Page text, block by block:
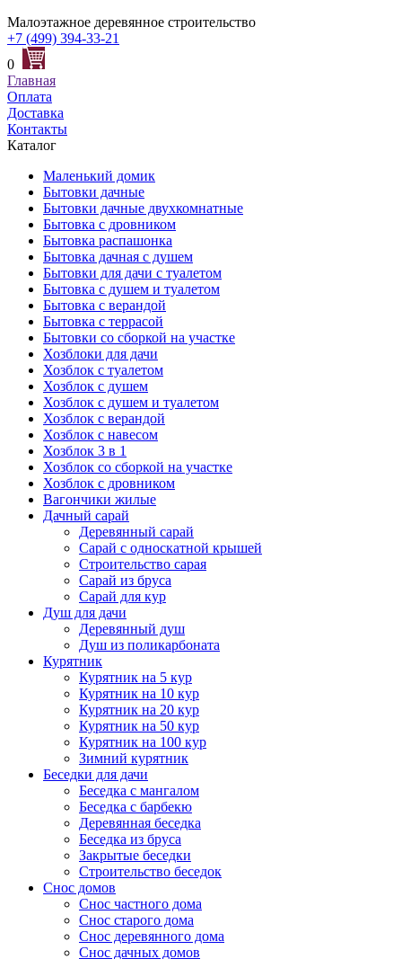
Малоэтажное деревянное строительство
+7 (499) 394-33-21
0
Главная
Оплата
Доставка
Контакты
Каталог
Маленький домик
Бытовки дачные
Бытовки дачные двухкомнатные
Бытовка с дровником
Бытовка распашонка
Бытовка дачная с душем
Бытовки для дачи с туалетом
Бытовка с душем и туалетом
Бытовка с верандой
Бытовка с террасой
Бытовки со сборкой на участке
Хозблоки для дачи
Хозблок с туалетом
Хозблок с душем
Хозблок с душем и туалетом
Хозблок с верандой
Хозблок с навесом
Хозблок 3 в 1
Хозблок со сборкой на участке
Хозблок с дровником
Вагончики жилые
Дачный сарай
Деревянный сарай
Cарай с односкатной крышей
Строительство сарая
Сарай из бруса
Сарай для кур
Душ для дачи
Деревянный душ
Душ из поликарбоната
Курятник
Курятник на 5 кур
Курятник на 10 кур
Курятник на 20 кур
Курятник на 50 кур
Курятник на 100 кур
Зимний курятник
Беседки для дачи
Беседка с мангалом
Беседка с барбекю
Деревянная беседка
Беседка из бруса
Закрытые беседки
Строительство беседок
Снос домов
Снос частного дома
Снос старого дома
Снос деревянного дома
Снос дачных домов